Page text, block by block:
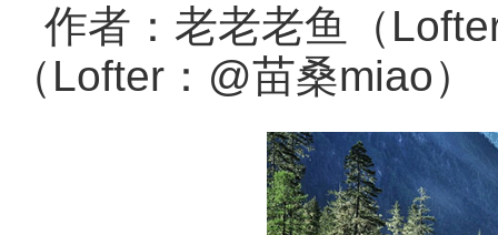
作者：老老老鱼（
（Lofter：@苗桑miao）